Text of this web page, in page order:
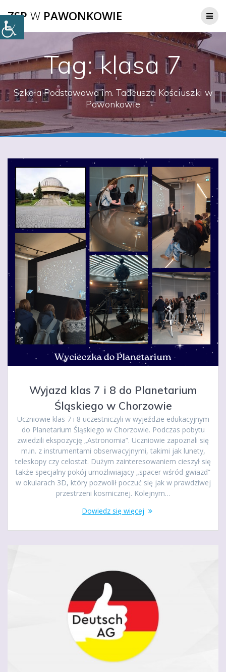
do
ZSP W PAWONKOWIE
Tag:klasa 7
Szkoła Podstawowa im. Tadeusza Kościuszki w
Pawonkowie
Wyjazd klas 7 i 8 do Planetarium
Śląskiego w Chorzowie
Uczniowie klas 7 i 8 uczestniczyli w wyjeździe edukacyjnym
do Planetarium Śląskiego w Chorzowie. Podczas pobytu
zwiedzili ekspozycję „Astronomia”. Uczniowie zapoznali się
m.in. z instrumentami obserwacyjnymi, takimi jak lunety,
teleskopy czy celostat. Dużym zainteresowaniem cieszył się
także specjalny pokój umożliwiający „spacer wśród gwiazd”
w okularach 3D, który pozwolił poczuć się jak w prawdziwej
przestrzeni kosmicznej. Kolejnym…
Dowiedz się więcej